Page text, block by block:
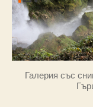
Галерия със